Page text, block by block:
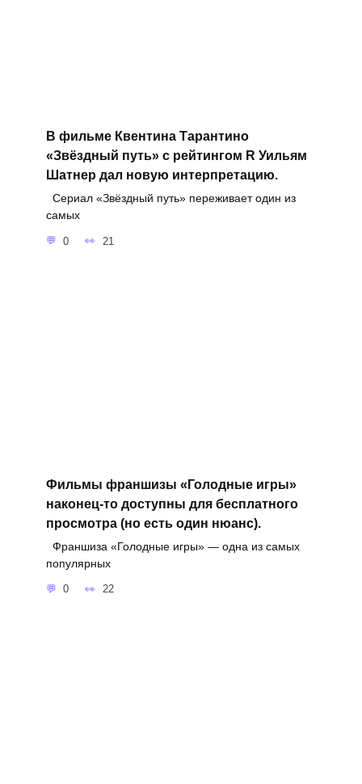
В фильме Квентина Тарантино
«Звёздный путь» с рейтингом R Уильям
Шатнер дал новую интерпретацию.
Сериал «Звёздный путь» переживает один из
самых
0 21
Фильмы франшизы «Голодные игры»
наконец-то доступны для бесплатного
просмотра (но есть один нюанс).
Франшиза «Голодные игры» — одна из самых
популярных
0 22